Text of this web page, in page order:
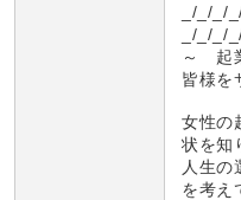
_/_/_/
_/_/_/
～ 起
皆様
女性の
状を知
人生の
を考え